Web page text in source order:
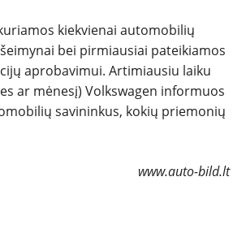
kiekvienai automobilių
bei pirmiausiai pateikiamos
aprobavimui. Artimiausiu laiku
ar mėnesį) Volkswagen informuos
savininkus, kokių priemonių
www.auto-bild.lt